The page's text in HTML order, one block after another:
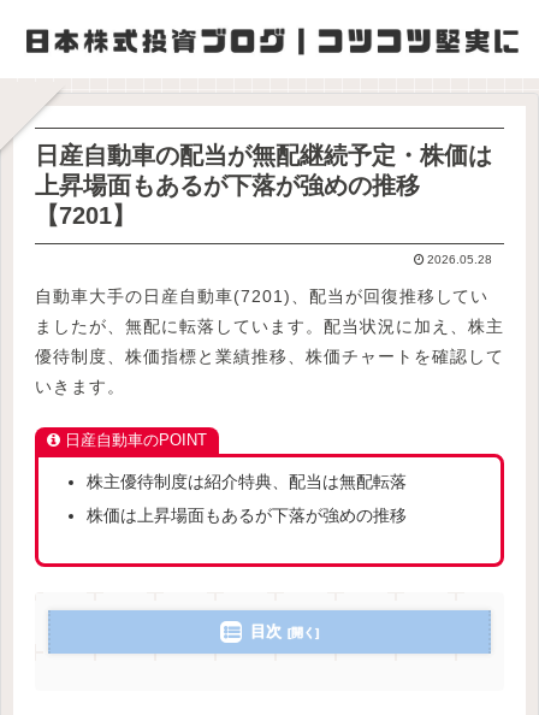
日産自動車の配当が無配継続予定・株価は
上昇場面もあるが下落が強めの推移
【7201】
2026.05.28
自動車大手の日産自動車(7201)、配当が回復推移してい
ましたが、無配に転落しています。配当状況に加え、株主
優待制度、株価指標と業績推移、株価チャートを確認して
いきます。
日産自動車のPOINT
株主優待制度は紹介特典、配当は無配転落
株価は上昇場面もあるが下落が強めの推移
目次